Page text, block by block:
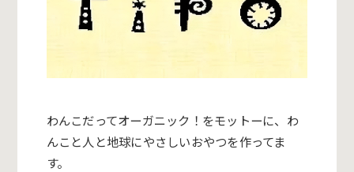
わんこだってオーガニック！をモットーに、 わ
んこと人と地球にやさしいおやつを作ってま
す。